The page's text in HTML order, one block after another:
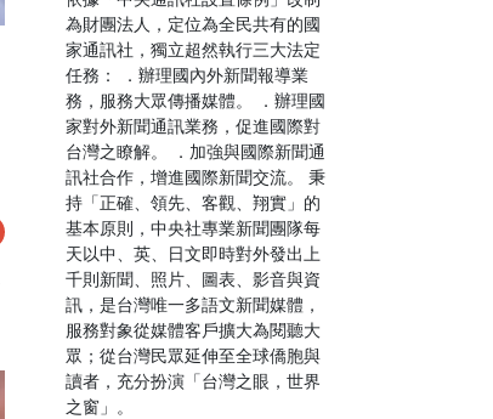
為財團法人，定位為全民共有的國
家通訊社，獨立超然執行三大法定
任務： ．辦理國內外新聞報導業
務，服務大眾傳播媒體。 ．辦理國
家對外新聞通訊業務，促進國際對
台灣之瞭解。 ．加強與國際新聞通
訊社合作，增進國際新聞交流。 秉
持「正確、領先、客觀、翔實」的
基本原則，中央社專業新聞團隊每
天以中、英、日文即時對外發出上
千則新聞、照片、圖表、影音與資
訊，是台灣唯一多語文新聞媒體，
服務對象從媒體客戶擴大為閱聽大
眾；從台灣民眾延伸至全球僑胞與
讀者，充分扮演「台灣之眼，世界
之窗」。